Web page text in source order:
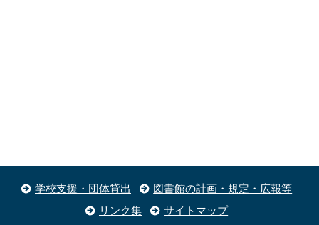
学校支援・団体貸出
図書館の計画・規定・広報等
リンク集
サイトマップ